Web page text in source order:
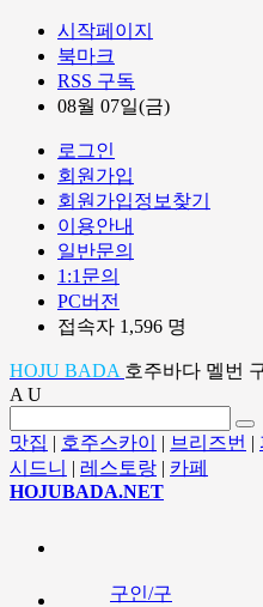
시작페이지
북마크
RSS 구독
08월 07일(금)
로그인
회원가입
회원가입정보찾기
이용안내
일반문의
1:1문의
PC버전
접속자 1,596 명
HOJU BADA 호주바다 멜번
A U
맛집 | 호주스카이 | 브리즈번 |
시드니 | 레스토랑 | 카페
HOJUBADA.NET
구인/구